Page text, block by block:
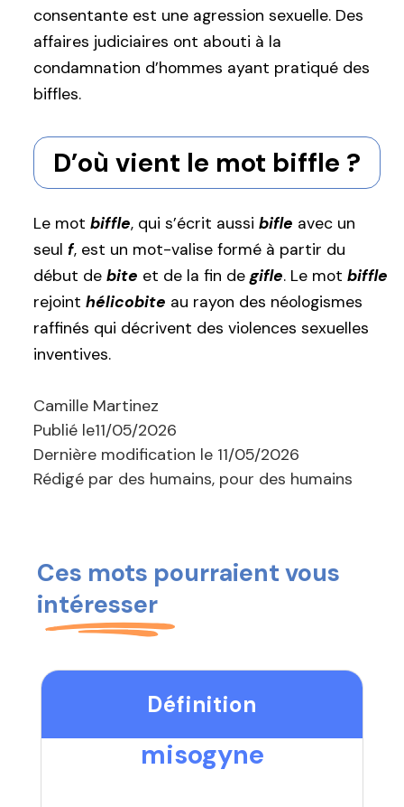
consentante est une agression sexuelle. Des
affaires judiciaires ont abouti à la
condamnation d’hommes ayant pratiqué des
biffles.
D’où vient le mot biffle ?
Le mot biffle, qui s’écrit aussi bifle avec un
seul f, est un mot-valise formé à partir du
début de bite et de la fin de gifle. Le mot biffle
rejoint hélicobite au rayon des néologismes
raffinés qui décrivent des violences sexuelles
inventives.
Camille Martinez
Publié le11/05/2026
Dernière modification le 11/05/2026
Rédigé par des humains, pour des humains
Ces mots pourraient vous
intéresser
Définition
misogyne